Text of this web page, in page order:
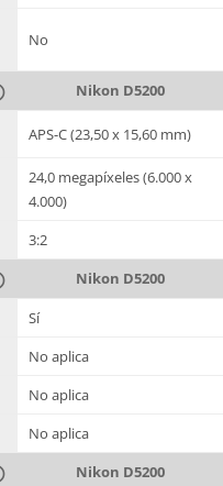
No
Nikon D5200
APS-C (23,50 x 15,60 mm)
24,0 megapíxeles (6.000 x
4.000)
3:2
Nikon D5200
Sí
No aplica
No aplica
No aplica
Nikon D5200